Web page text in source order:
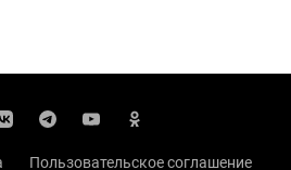
Пользовательское соглашение